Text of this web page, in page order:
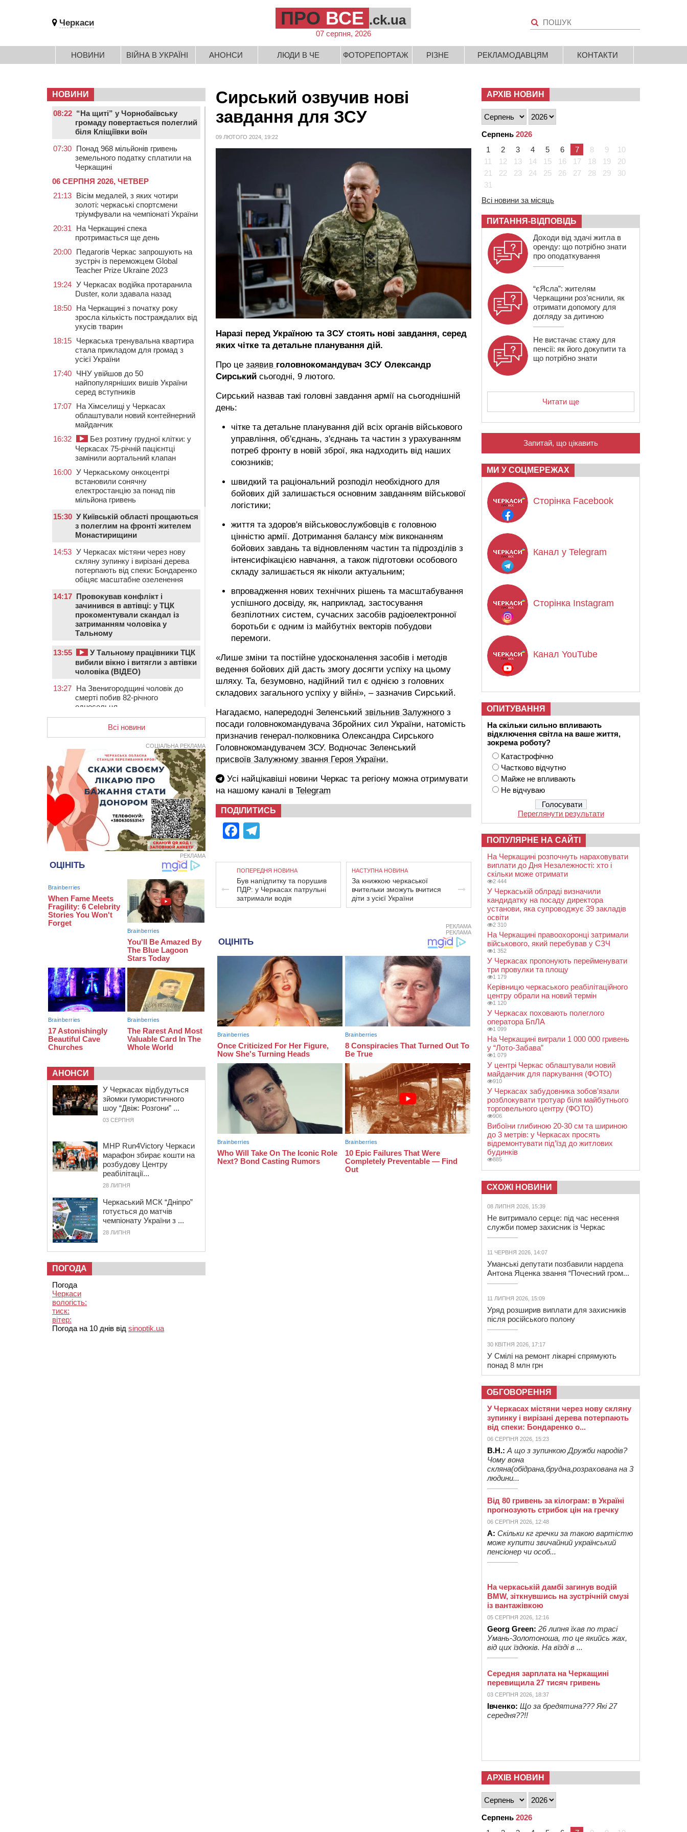
Черкаси ПРО ВСЕ .ck.ua
07 серпня, 2026
НОВИНИ ВІЙНА В УКРАЇНІ АНОНСИ ЛЮДИ В ЧЕ ФОТОРЕПОРТАЖ РІЗНЕ РЕКЛАМОДАВЦЯМ КОНТАКТИ
Сирський озвучив нові
завдання для ЗСУ
09 ЛЮТОГО 2024, 19:22
Наразі перед Україною та ЗСУ стоять нові завдання, серед
яких чітке та детальне планування дій.
Про це заявив головнокомандувач ЗСУ Олександр
Сирський сьогодні, 9 лютого.
Сирський назвав такі головні завдання армії на сьогоднішній
день:
чітке та детальне планування дій всіх органів військового
управління, об'єднань, з'єднань та частин з урахуванням
потреб фронту в новій зброї, яка надходить від наших
союзників;
швидкий та раціональний розподіл необхідного для
бойових дій залишається основним завданням військової
логістики;
життя та здоров'я військовослужбовців є головною
цінністю армії. Дотримання балансу між виконанням
бойових завдань та відновленням частин та підрозділів з
інтенсифікацією навчання, а також підготовки особового
складу залишається як ніколи актуальним;
впровадження нових технічних рішень та масштабування
успішного досвіду, як, наприклад, застосування
безпілотних систем, сучасних засобів радіоелектронної
боротьби є одним із майбутніх векторів побудови
перемоги.
«Лише зміни та постійне удосконалення засобів і методів
ведення бойових дій дасть змогу досягти успіху на цьому
шляху. Та, безумовно, надійний тил є однією з головних
складових загального успіху у війні», – зазначив Сирський.
Нагадаємо, напередодні Зеленський звільнив Залужного з
посади головнокомандувача Збройних сил України, натомість
призначив генерал-полковника Олександра Сирського
Головнокомандувачем ЗСУ. Водночас Зеленський
присвоїв Залужному звання Героя України.
Усі найцікавіші новини Черкас та регіону можна отримувати
на нашому каналі в Telegram
ПОДІЛИТИСЬ
Facebook
ПОПЕРЕДНЯ НОВИНА
Був напідпитку та порушив
ПДР: у Черкасах патрульні
затримали водія
НАСТУПНА НОВИНА
За книжкою черкаської
вчительки зможуть вчитися
діти з усієї України
РЕКЛАМА
РЕКЛАМА
НОВИНИ
08:22 “На щиті” у Чорнобаївську
громаду повертається полеглий
біля Кліщіївки воїн
07:30 Понад 968 мільйонів гривень
земельного податку сплатили на
Черкащині
06 СЕРПНЯ 2026, ЧЕТВЕР
21:13 Вісім медалей, з яких чотири
золоті: черкаські спортсмени
тріумфували на чемпіонаті України
20:31
На Черкащині спека
протримається ще день
20:00 Педагогів Черкас запрошують на
зустріч із переможцем Global
Teacher Prize Ukraine 2023
19:24 У Черкасах водійка протаранила
Duster, коли здавала назад
18:50 На Черкащині з початку року
зросла кількість постраждалих від
укусів тварин
18:15 Черкаська тренувальна квартира
стала прикладом для громад з
усієї України
17:40 ЧНУ увійшов до 50
найпопулярніших вишів України
серед вступників
17:07 На Хімселищі у Черкасах
облаштували новий контейнерний
майданчик
16:32
Без розтину грудної клітки: у
Черкасах 75-річній пацієнтці
замінили аортальний клапан
16:00 У Черкаському онкоцентрі
встановили сонячну
електростанцію за понад пів
мільйона гривень
15:30 У Київській області прощаються
з полеглим на фронті жителем
Монастирищини
14:53 У Черкасах містяни через нову
скляну зупинку і вирізані дерева
потерпають від спеки: Бондаренко
обіцяє масштабне озеленення
14:17 Провокував конфлікт і
зачинився в автівці: у ТЦК
прокоментували скандал із
затриманням чоловіка у
Тальному
13:55
У Тальному працівники ТЦК
вибили вікно і витягли з автівки
чоловіка (ВІДЕО)
13:27 На Звенигородщині чоловік до
смерті побив 82-річного
односельця
У Черкасах СБУ викрила
прокремлівську агітаторку, яка
закликала до захоплення
України
12:50
“Як сказати дитині, що тато
загинув?”: для вихователів
Черкащини запускають серію
унікальних тренінгів
12:14
На Золотоніщині вже десяту
добу гасять пожежу торфу
11:35
Від 80 гривень за кілограм: в
Україні прогнозують стрибок цін на
10:56
Захисника зі Звенигородщини,
який обороняв Авдіївку,
нагородили “Комбатантським
хрестом”
10:10 На Черкащині п’яний мотоцикліст
зіткнувся з мопедом: двоє людей у
Ветерани МСК “Дніпро” вибороли
бронзу чемпіонату України
08:57 На Уманщині підрядника
зобов’язали сплатити понад 670
тис грн штрафу за незаконні зміни
до договору
Всі новини
СОЦІАЛЬНА РЕКЛАМА
РЕКЛАМА
АНОНСИ
У Черкасах відбудуться
зйомки гумористичного
шоу “Двіж: Розгони” ...
03 СЕРПНЯ
MHP Run4Victory Черкаси
марафон збирає кошти на
розбудову Центру
реабілітації...
28 ЛИПНЯ
Черкаський МСК “Дніпро”
готується до матчів
чемпіонату України з ...
28 ЛИПНЯ
ПОГОДА
Погода
Черкаси
вологість:
тиск:
вітер:
Погода на 10 днів від sinoptik.ua
АРХІВ НОВИН
Серпень 2026
1
2 3 4 5 6 7 8 9
10
11
12 13 14 15 16 17 18 19
20
21
22 23 24 25 26 27 28 29
30
31
Всі новини за місяць
ПИТАННЯ-ВІДПОВІДЬ
Доходи від здачі житла в
оренду: що потрібно знати
про оподаткування
“єЯсла”: жителям
Черкащини роз’яснили, як
отримати допомогу для
догляду за дитиною
Не вистачає стажу для
пенсії: як його докупити та
що потрібно знати
Читати ще
Запитай, що цікавить
МИ У СОЦМЕРЕЖАХ
Сторінка Facebook
Канал у Telegram
Сторінка Instagram
Канал YouTube
ОПИТУВАННЯ
На скільки сильно впливають
відключення світла на ваше життя,
зокрема роботу?
Катастрофічно
Частково відчутно
Майже не впливають
Не відчуваю
Переглянути результати
ПОПУЛЯРНЕ НА САЙТІ
На Черкащині розпочнуть нараховувати
виплати до Дня Незалежності: хто і
скільки може отримати
2 444
У Черкаській облраді визначили
кандидатку на посаду директора
установи, яка супроводжує 39 закладів
освіти
2 310
На Черкащині правоохоронці затримали
військового, який перебував у СЗЧ
1 352
У Черкасах пропонують перейменувати
три провулки та площу
1 179
Керівницю черкаського реабілітаційного
центру обрали на новий термін
1 120
У Черкасах поховають полеглого
оператора БпЛА
1 099
На Черкащині виграли 1 000 000 гривень
у “Лото-Забава”
1 079
У центрі Черкас облаштували новий
майданчик для паркування (ФОТО)
910
У Черкасах забудовника зобов’язали
розблокувати тротуар біля майбутнього
торговельного центру (ФОТО)
906
Вибоїни глибиною 20-30 см та шириною
до 3 метрів: у Черкасах просять
відремонтувати під’їзд до житлових
будинків
885
СХОЖІ НОВИНИ
08 ЛИПНЯ 2026, 15:39
Не витримало серце: під час несення
служби помер захисник із Черкас
11 ЧЕРВНЯ 2026, 14:07
Уманські депутати позбавили нардепа
Антона Яценка звання “Почесний гром...
11 ЛИПНЯ 2026, 15:09
Уряд розширив виплати для захисників
після російського полону
30 КВІТНЯ 2026, 17:17
У Смілі на ремонт лікарні спрямують
понад 8 млн грн
ОБГОВОРЕННЯ
У Черкасах містяни через нову скляну
зупинку і вирізані дерева потерпають
від спеки: Бондаренко о...
06 СЕРПНЯ 2026, 15:23
В.Н.: А що з зупинкою Дружби народів?
Чому вона
скляна(обідрана,брудна,розрахована на 3
людини...
Від 80 гривень за кілограм: в Україні
прогнозують стрибок цін на гречку
06 СЕРПНЯ 2026, 12:48
А: Скільки кг гречки за такою вартістю
може купити звичайний український
пенсіонер чи особ...
На черкаській дамбі загинув водій
BMW, зіткнувшись на зустрічній смузі
із вантажівкою
05 СЕРПНЯ 2026, 12:16
Georg Green: 26 липня їхав по трасі
Умань-Золотоноша, то це якийсь жах,
від цих їздюків. На вїзді в ...
Середня зарплата на Черкащині
перевищила 27 тисяч гривень
03 СЕРПНЯ 2026, 18:37
Івченко: Що за бредятина??? Які 27
середня??!!
АРХІВ НОВИН
Серпень 2026